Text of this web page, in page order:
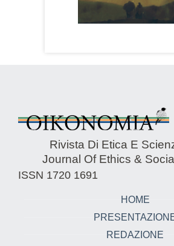
Rivista Di Etica E
Journal Of Ethics &
ISSN 1720 1691
HOME
REDAZIONE